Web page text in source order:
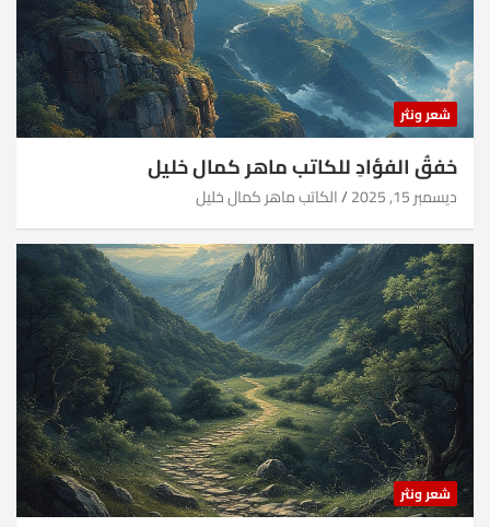
شعر ونثر
خفقُ الفؤادِ للكاتب ماهر كمال خليل
ديسمبر 15, 2025 الكاتب ماهر كمال خليل
شعر ونثر